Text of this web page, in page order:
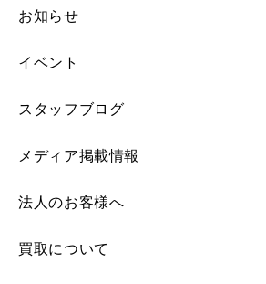
お知らせ
イベント
スタッフブログ
メディア掲載情報
法人のお客様へ
買取について